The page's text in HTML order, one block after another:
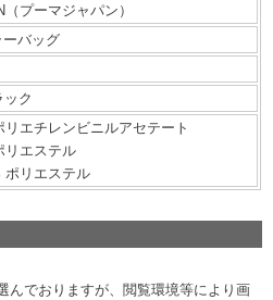
プーマジャパン）
ーバッグ
ック
リエチレンビニルアセテート
リエステル
ポリエステル
んでおりますが、閲覧環境等により画